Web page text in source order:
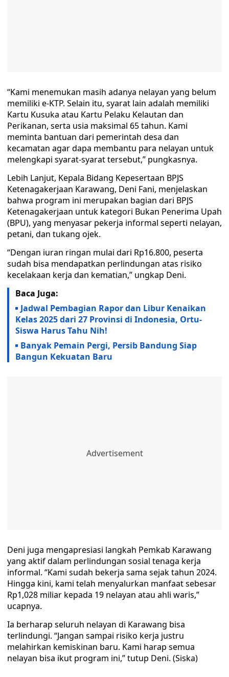
“Kami menemukan masih adanya nelayan yang belum
memiliki e-KTP. Selain itu, syarat lain adalah memiliki
Kartu Kusuka atau Kartu Pelaku Kelautan dan
Perikanan, serta usia maksimal 65 tahun. Kami
meminta bantuan dari pemerintah desa dan
kecamatan agar dapa membantu para nelayan untuk
melengkapi syarat-syarat tersebut,” pungkasnya.
Lebih Lanjut, Kepala Bidang Kepesertaan BPJS
Ketenagakerjaan Karawang, Deni Fani, menjelaskan
bahwa program ini merupakan bagian dari BPJS
Ketenagakerjaan untuk kategori Bukan Penerima Upah
(BPU), yang menyasar pekerja informal seperti nelayan,
petani, dan tukang ojek.
“Dengan iuran ringan mulai dari Rp16.800, peserta
sudah bisa mendapatkan perlindungan atas risiko
kecelakaan kerja dan kematian,” ungkap Deni.
Baca Juga:
Jadwal Pembagian Rapor dan Libur Kenaikan
Kelas 2025 dari 27 Provinsi di Indonesia, Ortu-
Siswa Harus Tahu Nih!
Banyak Pemain Pergi, Persib Bandung Siap
Bangun Kekuatan Baru
Deni juga mengapresiasi langkah Pemkab Karawang
yang aktif dalam perlindungan sosial tenaga kerja
informal. “Kami sudah bekerja sama sejak tahun 2024.
Hingga kini, kami telah menyalurkan manfaat sebesar
Rp1,028 miliar kepada 19 nelayan atau ahli waris,”
ucapnya.
Ia berharap seluruh nelayan di Karawang bisa
terlindungi. “Jangan sampai risiko kerja justru
melahirkan kemiskinan baru. Kami harap semua
nelayan bisa ikut program ini,” tutup Deni. (Siska)